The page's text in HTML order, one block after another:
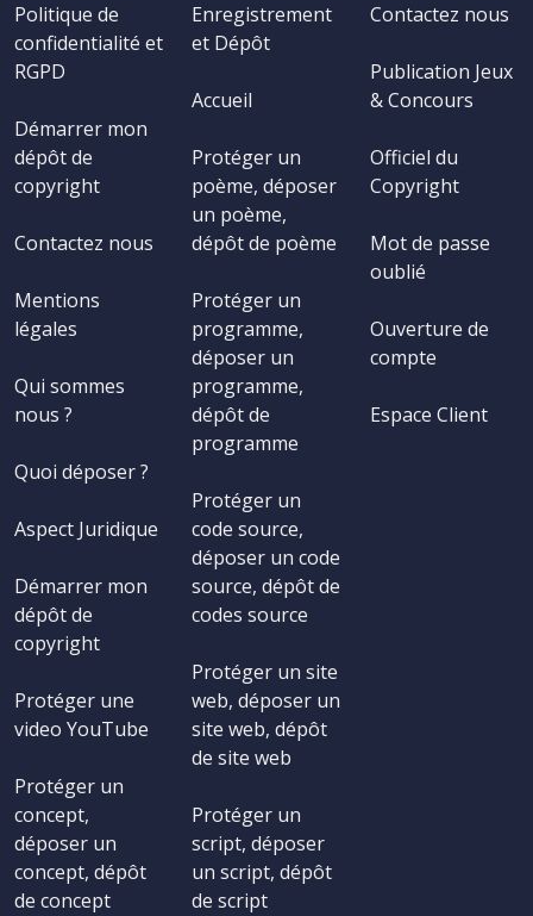
Politique de
confidentialité et
RGPD
Démarrer mon
dépôt de
copyright
Contactez nous
Mentions
légales
Qui sommes
nous ?
Quoi déposer ?
Aspect Juridique
Démarrer mon
dépôt de
copyright
Protéger une
video YouTube
Protéger un
concept,
déposer un
concept, dépôt
de concept
Enregistrement
et Dépôt
Accueil
Protéger un
poème, déposer
un poème,
dépôt de poème
Protéger un
programme,
déposer un
programme,
dépôt de
programme
Protéger un
code source,
déposer un code
source, dépôt de
codes source
Protéger un site
web, déposer un
site web, dépôt
de site web
Protéger un
script, déposer
un script, dépôt
de script
Contactez nous
Publication Jeux
& Concours
Officiel du
Copyright
Mot de passe
oublié
Ouverture de
compte
Espace Client